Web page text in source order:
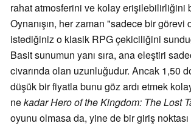
rahat atmosferini ve kolay erişilebilirliğini
Oynanışın, her zaman "sadece bir görevi
istediğiniz o klasik RPG çekiciliğini
Basit sunumun yanı sıra, ana eleştiri
civarında olan uzunluğudur. Ancak 1,50
düşük bir fiyatla bunu göz ardı etmek
nekadar Hero of the Kingdom: The Lost
oyunu olmasa da, yine de bir giriş